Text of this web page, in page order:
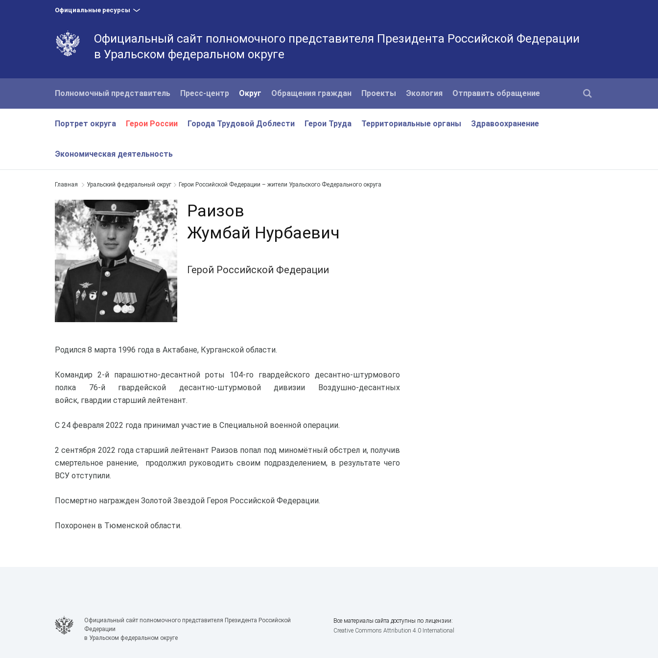
Официальные ресурсы
Официальный сайт полномочного представителя Президента Российской Федерации
в Уральском федеральном округе
Полномочный представитель Пресс-центр Округ Обращения граждан Проекты Экология Отправить обращение
Портрет округа Герои России Города Трудовой Доблести Герои Труда Территориальные органы Здравоохранение
Экономическая деятельность
Главная Уральский федеральный округ Герои Российской Федерации – жители Уральского Федерального округа
Раизов
Жумбай Нурбаевич
Герой Российской Федерации
Родился 8 марта 1996 года в Актабане, Курганской области.
Командир 2-й парашютно-десантной роты 104-го гвардейского десантно-штурмового
полка 76-й гвардейской десантно-штурмовой дивизии Воздушно-десантных
войск, гвардии старший лейтенант.
С 24 февраля 2022 года принимал участие в Специальной военной операции.
2 сентября 2022 года старший лейтенант Раизов попал под миномётный обстрел и, получив
смертельное ранение, продолжил руководить своим подразделением, в результате чего
ВСУ отступили.
Посмертно награжден Золотой Звездой Героя Российской Федерации.
Похоронен в Тюменской области.
Официальный сайт полномочного представителя Президента Российской
Федерации
в Уральском федеральном округе
Все материалы сайта доступны по лицензии:
Creative Commons Attribution 4.0 International